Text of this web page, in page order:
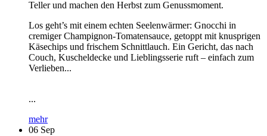
Teller und machen den Herbst zum Genussmoment.
Los geht’s mit einem echten Seelenwärmer: Gnocchi in
cremiger Champignon-Tomatensauce, getoppt mit knusprigen
Käsechips und frischem Schnittlauch. Ein Gericht, das nach
Couch, Kuscheldecke und Lieblingsserie ruft – einfach zum
Verlieben...
...
mehr
06 Sep